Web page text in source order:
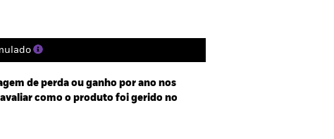
de perda ou ganho por ano nos
como o produto foi gerido no